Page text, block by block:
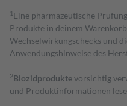
1 Eine pharmazeutische
Produkte in deinem
Wechselwirkungschecks und
Anwendungshinweise des
2Biozidproduktevorsichtig
und Produktinformationen